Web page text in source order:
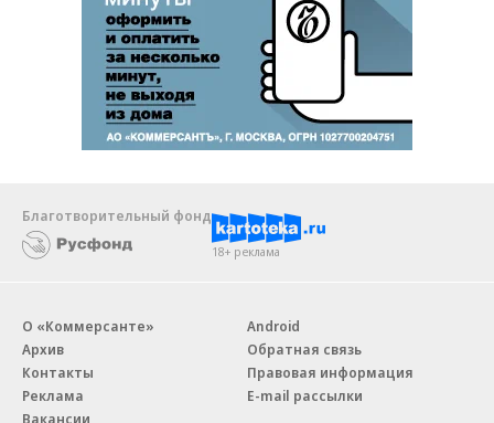
Благотворительный фонд
18+ реклама
О «Коммерсанте»
Архив
Контакты
Реклама
Вакансии
Android
Обратная связь
Правовая информация
E-mail рассылки